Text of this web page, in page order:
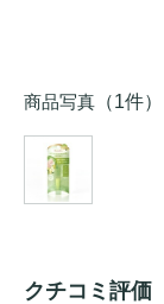
商品写真 （1件）
クチコミ評価